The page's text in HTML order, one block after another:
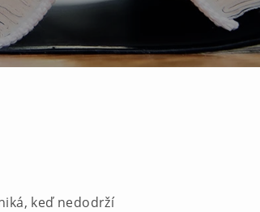
keď nedodrží